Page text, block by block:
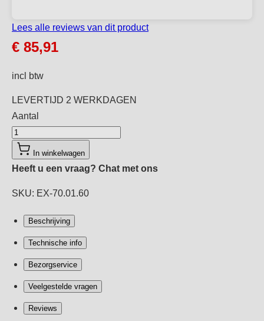
Lees alle reviews van dit product
€ 85,91
incl btw
LEVERTIJD 2 WERKDAGEN
Aantal
Aantal
In winkelwagen
Heeft u een vraag? Chat met ons
SKU: EX-70.01.60
Beschrijving
Technische info
Bezorgservice
Veelgestelde vragen
Reviews